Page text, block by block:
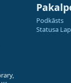
Podkāsts
Statusa